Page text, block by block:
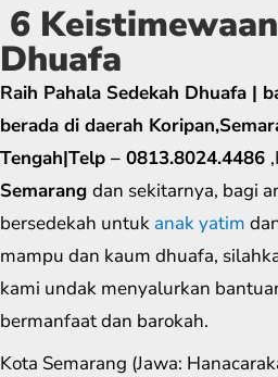
6
Dhuafa
Raih Pahala Sedekah Dhuafa |
berada di daerah
Tengah|Telp – 0813.8024.4486
Semarang dan sekitarnya, bagi
bersedekah untuk anak yatim
mampu dan kaum dhuafa,
kami undak menyalurkan
bermanfaat dan barokah.
Kota Semarang (Jawa: